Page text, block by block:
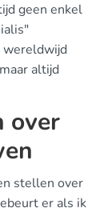
geen enkel
wereldwijd
altijd
over
stellen over
er als ik